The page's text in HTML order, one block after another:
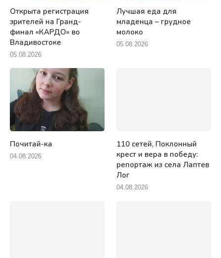
Открыта регистрация
зрителей на Гранд-
финал «КАРДО» во
Владивостоке
05.08.2026
Лучшая еда для
младенца – грудное
молоко
05.08.2026
Почитай-ка
04.08.2026
110 сетей, Поклонный
крест и вера в победу:
репортаж из села Лаптев
Лог
04.08.2026